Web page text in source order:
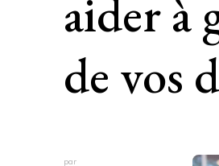
aider à
de vos
par